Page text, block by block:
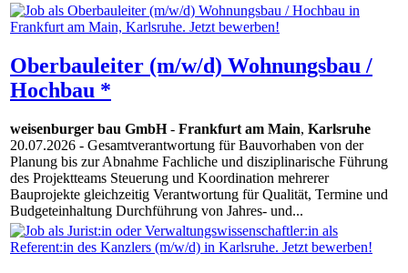
Oberbauleiter (m/w/d) Wohnungsbau /
Hochbau *
weisenburger bau GmbH- Frankfurt am Main, Karlsruhe
20.07.2026 - Gesamtverantwortung für Bauvorhaben von der
Planung bis zur Abnahme Fachliche und disziplinarische Führung
des Projektteams Steuerung und Koordination mehrerer
Bauprojekte gleichzeitig Verantwortung für Qualität, Termine und
Budgeteinhaltung Durchführung von Jahres- und...